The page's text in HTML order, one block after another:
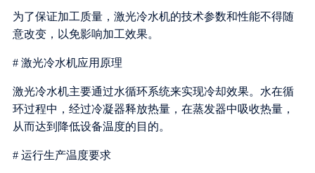
为了保证加工质量，激光冷水机的技术参数和性能不得随
意改变，以免影响加工效果。
# 激光冷水机应用原理
激光冷水机主要通过水循环系统来实现冷却效果。水在循
环过程中，经过冷凝器释放热量，在蒸发器中吸收热量，
从而达到降低设备温度的目的。
# 运行生产温度要求